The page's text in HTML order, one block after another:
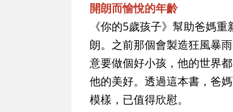
開朗而愉悅的年齡
《你的5歲孩子》幫助爸媽
朗。之前那個會製造狂風暴
意要做個好小孩，他的世界
他的美好。透過這本書，爸
模樣，已值得欣慰。